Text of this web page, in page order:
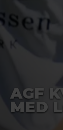
AGF
MED